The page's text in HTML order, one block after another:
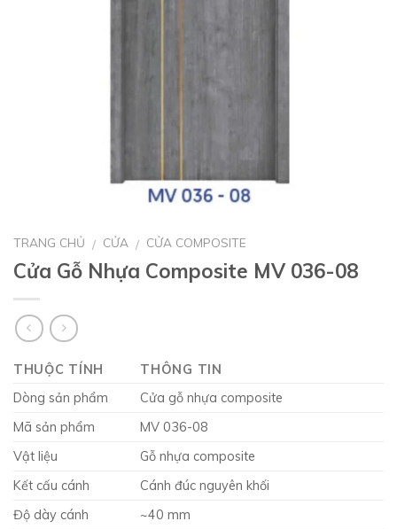
TRANG CHỦ / CỬA / CỬA COMPOSITE
Cửa Gỗ Nhựa Composite MV 036-08
THUỘC TÍNH
THÔNG TIN
Dòng sản phẩm
Cửa gỗ nhựa composite
Mã sản phẩm
MV 036-08
Vật liệu
Gỗ nhựa composite
Kết cấu cánh
Cánh đúc nguyên khối
Độ dày cánh
~40 mm